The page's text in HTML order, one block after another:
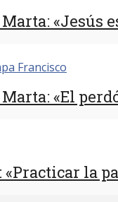
«Jesús
Francisco
«El
la